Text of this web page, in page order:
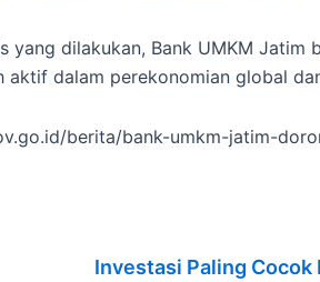
yang dilakukan, Bank UMKM
dalam perekonomian global
berita/bank-umkm-jatim-
Investasi Paling Cocok